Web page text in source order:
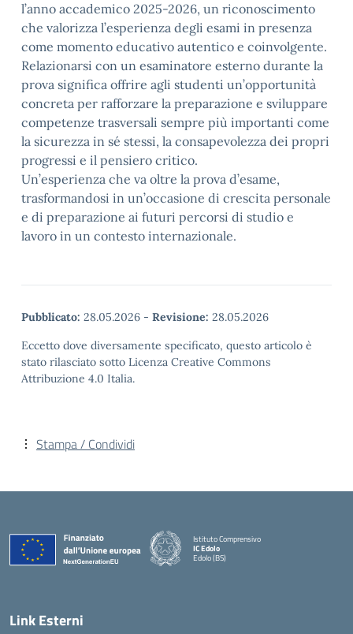
l’anno accademico 2025-2026, un riconoscimento
che valorizza l’esperienza degli esami in presenza
come momento educativo autentico e coinvolgente.
Relazionarsi con un esaminatore esterno durante la
prova significa offrire agli studenti un’opportunità
concreta per rafforzare la preparazione e sviluppare
competenze trasversali sempre più importanti come
la sicurezza in sé stessi, la consapevolezza dei propri
progressi e il pensiero critico.
Un’esperienza che va oltre la prova d’esame,
trasformandosi in un’occasione di crescita personale
e di preparazione ai futuri percorsi di studio e
lavoro in un contesto internazionale.
Pubblicato: 28.05.2026 - Revisione: 28.05.2026
Eccetto dove diversamente specificato, questo articolo è
stato rilasciato sotto Licenza Creative Commons
Attribuzione 4.0 Italia.
Stampa / Condividi
Istituto Comprensivo
IC Edolo
Edolo (BS)
Link Esterni